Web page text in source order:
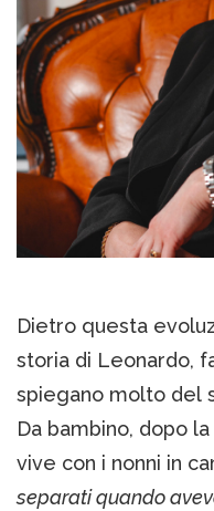
Dietro questa
storia di Leonardo,
spiegano molto del
Da bambino, dopo
vive con i nonni in
separati quando